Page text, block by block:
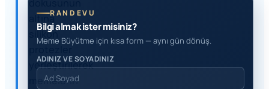
altına
silikon
yerleştirilerek
memelerin
RANDEVU
Bilgi almak ister misiniz?
Meme Büyütme için kısa form — aynı gün dönüş.
ADINIZ VE SOYADINIZ